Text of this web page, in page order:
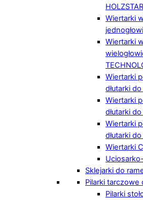
HOLZSTAR
Wiertarki
Wiertarki
Wiertarki
dłutarki
Wiertarki
dłutarki
Wiertarki
dłutarki
Wiertarki
Sklejarki do
Pilarki tarczowe
Pilarki